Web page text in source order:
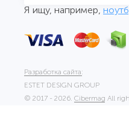
Я ищу, например,
Разработка сайта:
ESTET DESIGN GROUP
© 2017 - 2026. Cibermag All